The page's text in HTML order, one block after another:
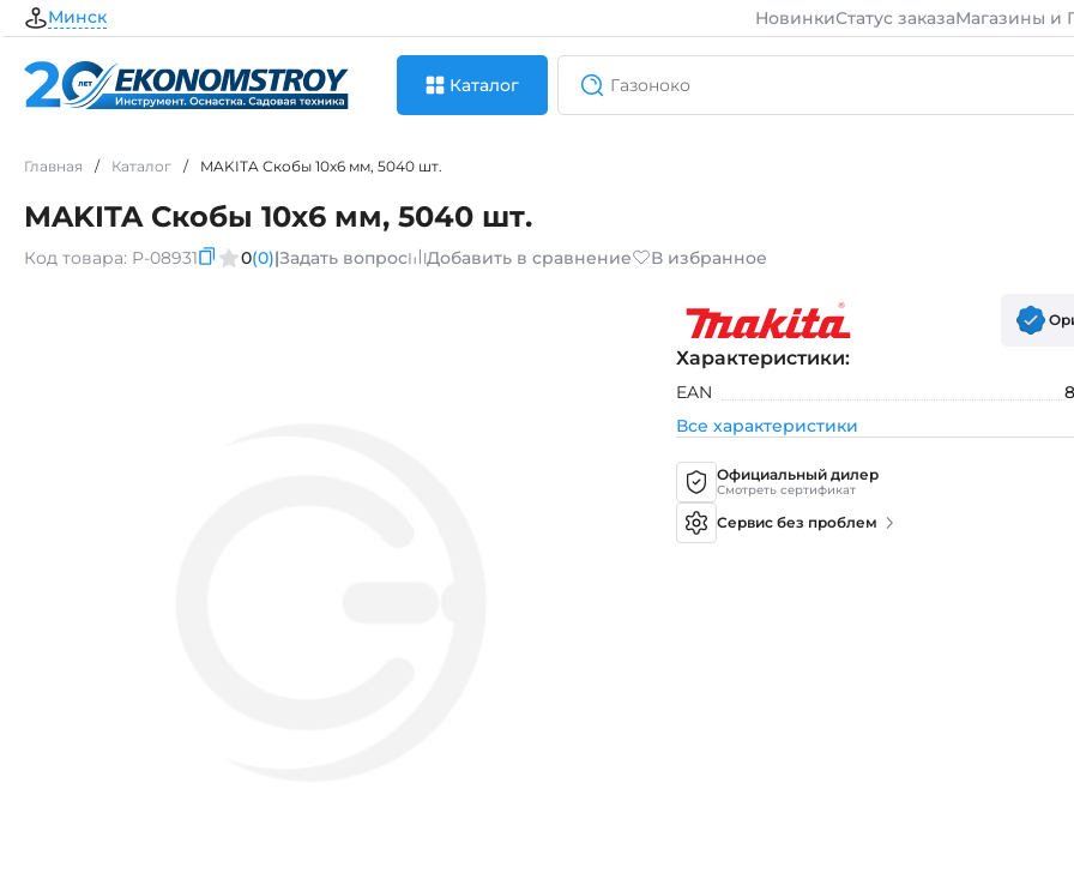
Минск НовинкиСтатус заказаМагазины и
Каталог
Главная / Каталог / MAKITA Скобы 10х6 мм, 5040 шт.
MAKITA Скобы 10х6 мм, 5040 шт.
Код товара: P-08931 0(0)|Задать вопрос Добавить в сравнение В избранное
Характеристики:
EAN
Все характеристики
Официальный дилер
Смотреть сертификат
Сервис без проблем